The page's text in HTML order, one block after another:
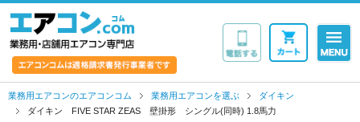
業務用エアコンのエアコンコム 業務用エアコンを選ぶ
ダイキン
ダイキン FIVE STAR ZEAS 壁掛形 シングル(同時) 1.8馬力